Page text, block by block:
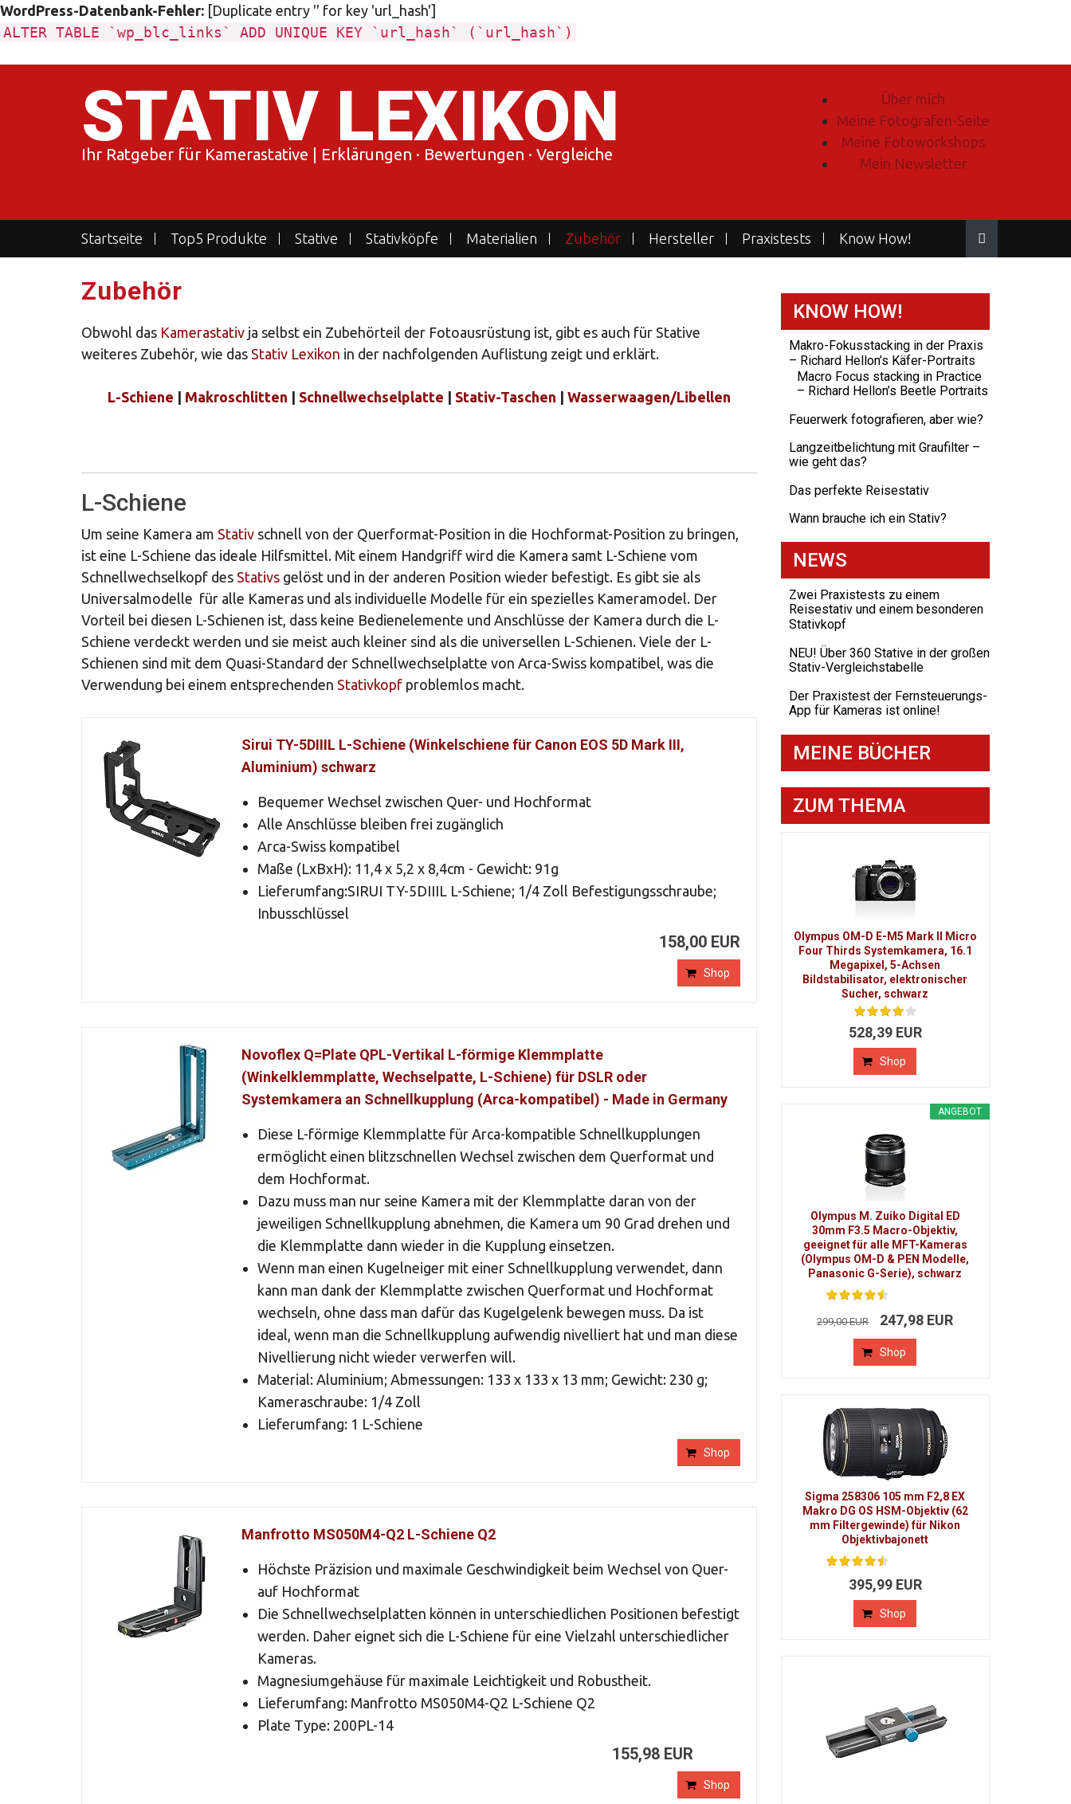
WordPress-Datenbank-Fehler: [Duplicate entry '' for key 'url_hash']
ALTER TABLE `wp_blc_links` ADD UNIQUE KEY `url_hash` (`url_hash`)
STATIV LEXIKON
Ihr Ratgeber für Kamerastative | Erklärungen · Bewertungen · Vergleiche
Über mich
Meine Fotografen-Seite
Meine Fotoworkshops
Mein Newsletter
Startseite Top5 Produkte Stative Stativköpfe Materialien Zubehör Hersteller Praxistests Know How!
Zubehör
Obwohl das Kamerastativ ja selbst ein Zubehörteil der Fotoausrüstung ist, gibt es auch für Stative
weiteres Zubehör, wie das Stativ Lexikon in der nachfolgenden Auflistung zeigt und erklärt.
L-Schiene Makroschlitten Schnellwechselplatte Stativ-Taschen Wasserwaagen/Libellen
L-Schiene
Um seine Kamera am Stativ schnell von der Querformat-Position in die Hochformat-Position zu bringen,
ist eine L-Schiene das ideale Hilfsmittel. Mit einem Handgriff wird die Kamera samt L-Schiene vom
Schnellwechselkopf des Stativs gelöst und in der anderen Position wieder befestigt. Es gibt sie als
Universalmodelle für alle Kameras und als individuelle Modelle für ein spezielles Kameramodel. Der
Vorteil bei diesen L-Schienen ist, dass keine Bedienelemente und Anschlüsse der Kamera durch die L-
Schiene verdeckt werden und sie meist auch kleiner sind als die universellen L-Schienen. Viele der L-
Schienen sind mit dem Quasi-Standard der Schnellwechselplatte von Arca-Swiss kompatibel, was die
Verwendung bei einem entsprechenden Stativkopf problemlos macht.
Sirui TY-5DIIIL L-Schiene (Winkelschiene für Canon EOS 5D Mark III,
Aluminium) schwarz
Bequemer Wechsel zwischen Quer- und Hochformat
Alle Anschlüsse bleiben frei zugänglich
Arca-Swiss kompatibel
Maße (LxBxH): 11,4 x 5,2 x 8,4cm - Gewicht: 91g
Lieferumfang:SIRUI TY-5DIIIL L-Schiene; 1/4 Zoll Befestigungsschraube;
Inbusschlüssel
158,00 EUR
Shop
Novoflex Q=Plate QPL-Vertikal L-förmige Klemmplatte
(Winkelklemmplatte, Wechselpatte, L-Schiene) für DSLR oder
Systemkamera an Schnellkupplung (Arca-kompatibel) - Made in Germany
Diese L-förmige Klemmplatte für Arca-kompatible Schnellkupplungen
ermöglicht einen blitzschnellen Wechsel zwischen dem Querformat und
dem Hochformat.
Dazu muss man nur seine Kamera mit der Klemmplatte daran von der
jeweiligen Schnellkupplung abnehmen, die Kamera um 90 Grad drehen und
die Klemmplatte dann wieder in die Kupplung einsetzen.
Wenn man einen Kugelneiger mit einer Schnellkupplung verwendet, dann
kann man dank der Klemmplatte zwischen Querformat und Hochformat
wechseln, ohne dass man dafür das Kugelgelenk bewegen muss. Da ist
ideal, wenn man die Schnellkupplung aufwendig nivelliert hat und man diese
Nivellierung nicht wieder verwerfen will.
Material: Aluminium; Abmessungen: 133 x 133 x 13 mm; Gewicht: 230 g;
Kameraschraube: 1/4 Zoll
Lieferumfang: 1 L-Schiene
Shop
Manfrotto MS050M4-Q2 L-Schiene Q2
Höchste Präzision und maximale Geschwindigkeit beim Wechsel von Quer-
auf Hochformat
Die Schnellwechselplatten können in unterschiedlichen Positionen befestigt
werden. Daher eignet sich die L-Schiene für eine Vielzahl unterschiedlicher
Kameras.
Magnesiumgehäuse für maximale Leichtigkeit und Robustheit.
Lieferumfang: Manfrotto MS050M4-Q2 L-Schiene Q2
Plate Type: 200PL-14
155,98 EUR
Shop
KNOW HOW!
Makro-Fokusstacking in der Praxis
– Richard Hellon’s Käfer-Portraits
Macro Focus stacking in Practice
– Richard Hellon’s Beetle Portraits
Feuerwerk fotografieren, aber wie?
Langzeitbelichtung mit Graufilter –
wie geht das?
Das perfekte Reisestativ
Wann brauche ich ein Stativ?
NEWS
Zwei Praxistests zu einem
Reisestativ und einem besonderen
Stativkopf
NEU! Über 360 Stative in der großen
Stativ-Vergleichstabelle
Der Praxistest der Fernsteuerungs-
App für Kameras ist online!
MEINE BÜCHER
ZUM THEMA
Olympus OM-D E-M5 Mark II Micro
Four Thirds Systemkamera, 16.1
Megapixel, 5-Achsen
Bildstabilisator, elektronischer
Sucher, schwarz
528,39 EUR
Shop
ANGEBOT
Olympus M. Zuiko Digital ED
30mm F3.5 Macro-Objektiv,
geeignet für alle MFT-Kameras
(Olympus OM-D & PEN Modelle,
Panasonic G-Serie), schwarz
299,00 EUR 247,98 EUR
Shop
Sigma 258306 105 mm F2,8 EX
Makro DG OS HSM-Objektiv (62
mm Filtergewinde) für Nikon
Objektivbajonett
395,99 EUR
Shop